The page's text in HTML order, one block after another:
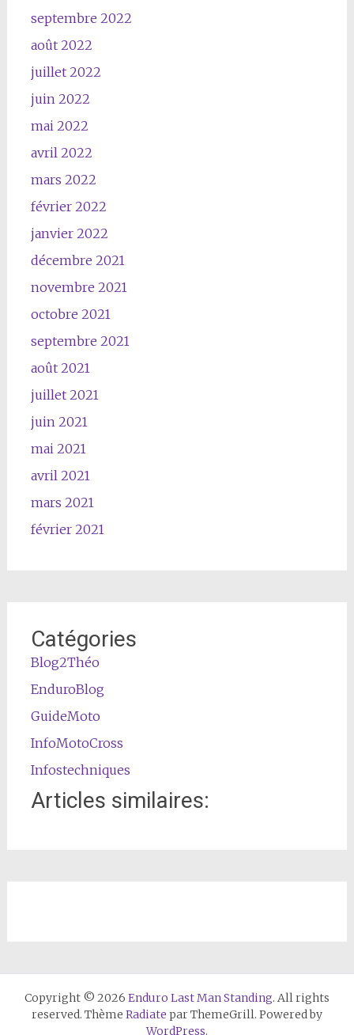
septembre 2022
août 2022
juillet 2022
juin 2022
mai 2022
avril 2022
mars 2022
février 2022
janvier 2022
décembre 2021
novembre 2021
octobre 2021
septembre 2021
août 2021
juillet 2021
juin 2021
mai 2021
avril 2021
mars 2021
février 2021
Catégories
Blog2Théo
EnduroBlog
GuideMoto
InfoMotoCross
Infostechniques
Articles similaires:
Copyright © 2026 Enduro Last Man Standing. All rights
reserved. Thème Radiate par ThemeGrill. Powered by
WordPress.